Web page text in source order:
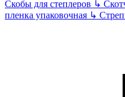
Скобы для степлеров ↳
пленка упаковочная ↳